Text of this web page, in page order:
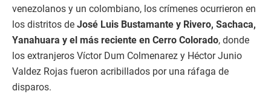
venezolanos y un colombiano, los crímenes ocurrieron en
los distritos de José Luis Bustamante y Rivero, Sachaca,
Yanahuara y el más reciente en Cerro Colorado, donde
los extranjeros Víctor Dum Colmenarez y Héctor Junio
Valdez Rojas fueron acribillados por una ráfaga de
disparos.